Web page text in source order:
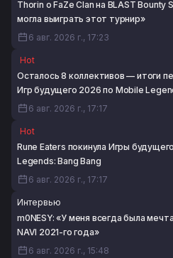
6 авг. 2026 г., 14:09
Thorin о FaZe Clan на BLAST Bounty
могла выиграть этот турнир»
6 авг. 2026 г., 17:23
Hot
Осталось 8 коллективов — итоги
Игр будущего 2026 по Mobile
6 авг. 2026 г., 17:17
Hot
Rune Eaters покинула Игры
Legends: Bang Bang
6 авг. 2026 г., 17:17
Интервью
m0NESY: «У меня всегда была
NAVI 2021-го года»
6 авг. 2026 г., 15:48